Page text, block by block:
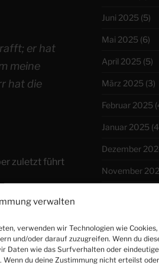
verwalten
verwenden wir Technologien wie Cookies,
und/oder darauf zuzugreifen. Wenn du
Daten wie das Surfverhalten oder eindeutige
Wenn du deine Zustimmung nicht erteilst oder
er hat
meine
hat die
zuletzt führt
Zorn Gottes
Juni 2025 (5)
Mai 2025 (6)
April 2025 (5)
März 2025 (3)
Februar 2025
Januar 2025
Dezember
November
August 2024
Juli 2024(4)